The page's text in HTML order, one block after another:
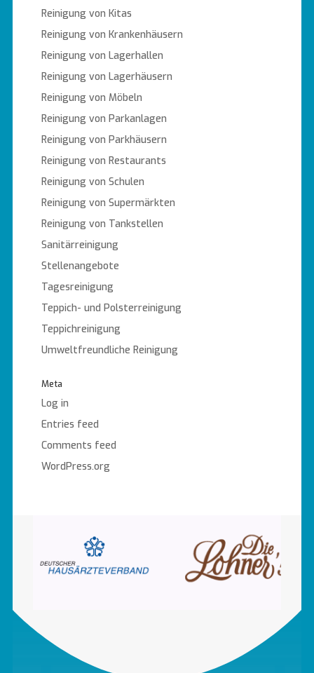
Reinigung von Kitas
Reinigung von Krankenhäusern
Reinigung von Lagerhallen
Reinigung von Lagerhäusern
Reinigung von Möbeln
Reinigung von Parkanlagen
Reinigung von Parkhäusern
Reinigung von Restaurants
Reinigung von Schulen
Reinigung von Supermärkten
Reinigung von Tankstellen
Sanitärreinigung
Stellenangebote
Tagesreinigung
Teppich- und Polsterreinigung
Teppichreinigung
Umweltfreundliche Reinigung
Meta
Log in
Entries feed
Comments feed
WordPress.org